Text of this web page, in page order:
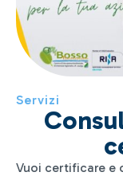
Servizi
Vuoi certificare e